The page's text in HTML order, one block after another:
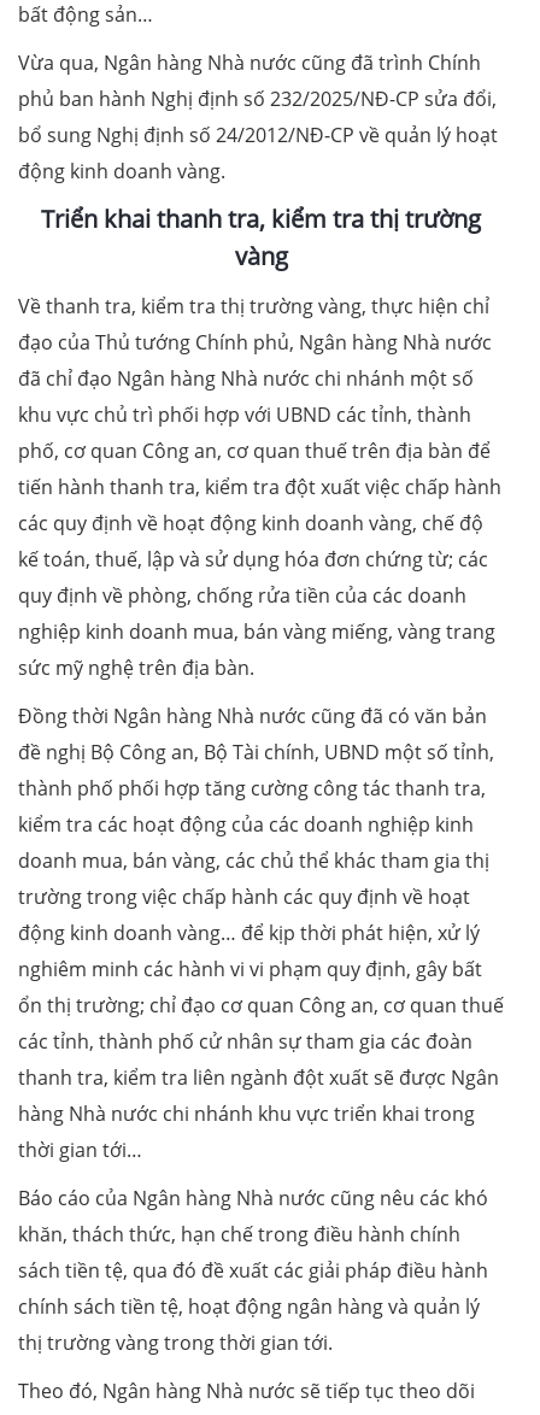
bất động sản…
Vừa qua, Ngân hàng Nhà nước cũng đã trình Chính
phủ ban hành Nghị định số 232/2025/NĐ-CP sửa đổi,
bổ sung Nghị định số 24/2012/NĐ-CP về quản lý hoạt
động kinh doanh vàng.
Triển khai thanh tra, kiểm tra thị trường
vàng
Về thanh tra, kiểm tra thị trường vàng, thực hiện chỉ
đạo của Thủ tướng Chính phủ, Ngân hàng Nhà nước
đã chỉ đạo Ngân hàng Nhà nước chi nhánh một số
khu vực chủ trì phối hợp với UBND các tỉnh, thành
phố, cơ quan Công an, cơ quan thuế trên địa bàn để
tiến hành thanh tra, kiểm tra đột xuất việc chấp hành
các quy định về hoạt động kinh doanh vàng, chế độ
kế toán, thuế, lập và sử dụng hóa đơn chứng từ; các
quy định về phòng, chống rửa tiền của các doanh
nghiệp kinh doanh mua, bán vàng miếng, vàng trang
sức mỹ nghệ trên địa bàn.
Đồng thời Ngân hàng Nhà nước cũng đã có văn bản
đề nghị Bộ Công an, Bộ Tài chính, UBND một số tỉnh,
thành phố phối hợp tăng cường công tác thanh tra,
kiểm tra các hoạt động của các doanh nghiệp kinh
doanh mua, bán vàng, các chủ thể khác tham gia thị
trường trong việc chấp hành các quy định về hoạt
động kinh doanh vàng… để kịp thời phát hiện, xử lý
nghiêm minh các hành vi vi phạm quy định, gây bất
ổn thị trường; chỉ đạo cơ quan Công an, cơ quan thuế
các tỉnh, thành phố cử nhân sự tham gia các đoàn
thanh tra, kiểm tra liên ngành đột xuất sẽ được Ngân
hàng Nhà nước chi nhánh khu vực triển khai trong
thời gian tới…
Báo cáo của Ngân hàng Nhà nước cũng nêu các khó
khăn, thách thức, hạn chế trong điều hành chính
sách tiền tệ, qua đó đề xuất các giải pháp điều hành
chính sách tiền tệ, hoạt động ngân hàng và quản lý
thị trường vàng trong thời gian tới.
Theo đó, Ngân hàng Nhà nước sẽ tiếp tục theo dõi